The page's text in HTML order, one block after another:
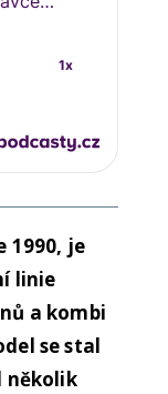
1990, je
linie
a kombi
se stal
několik